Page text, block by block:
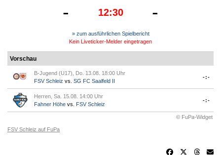
- 12:30 -
» zum ausführlichen Spielbericht
Kein Liveticker-Melder eingetragen
Vorschau
B-Jugend (U17), Do. 13.08. 18:00 Uhr
FSV Schleiz vs. SG FC Saalfeld II
-:-
Herren, Sa. 15.08. 14:00 Uhr
Fahner Höhe vs. FSV Schleiz
-:-
© FuPa-Widget
FSV Schleiz auf FuPa